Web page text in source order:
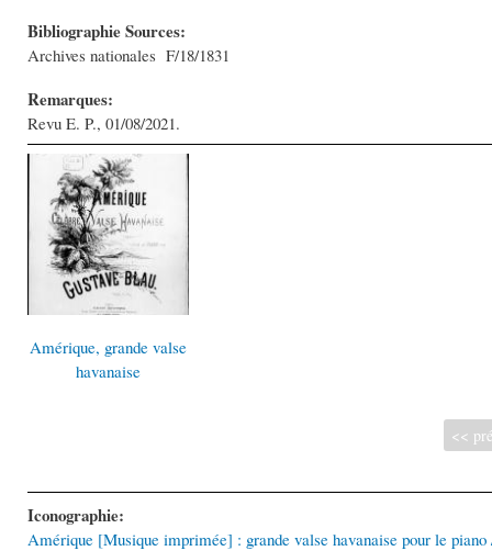
Bibliographie Sources:
Archives nationales F/18/1831
Remarques:
Revu E. P., 01/08/2021.
Amérique, grande valse
havanaise
<<
Iconographie:
Amérique [Musique imprimée] : grande valse havanaise pour le